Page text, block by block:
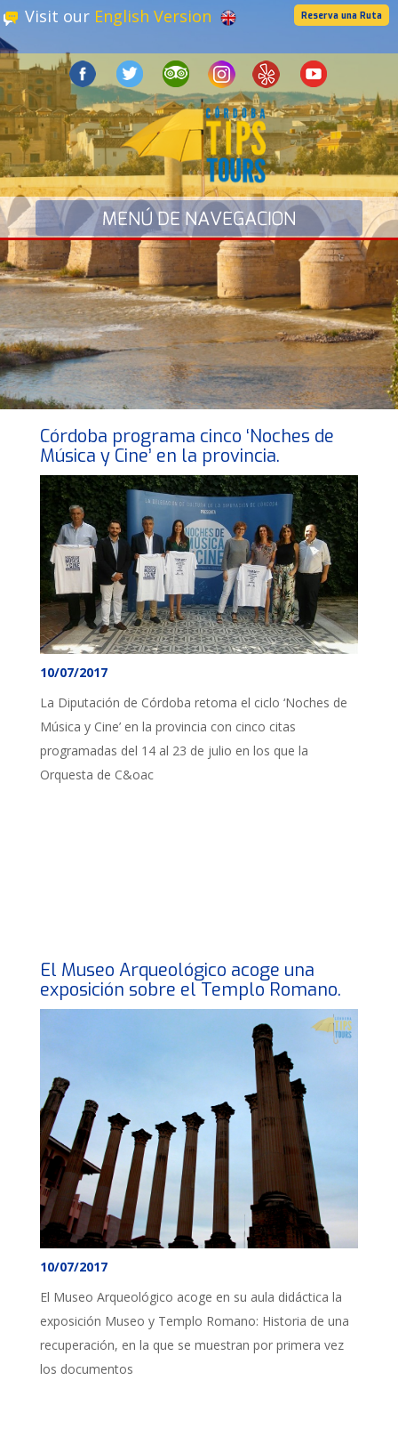
Visit our English Version Reserva una Ruta
Córdoba programa cinco ‘Noches de
Música y Cine’ en la provincia.
10/07/2017
La Diputación de Córdoba retoma el ciclo ‘Noches de
Música y Cine’ en la provincia con cinco citas
programadas del 14 al 23 de julio en los que la
Orquesta de C&oac
El Museo Arqueológico acoge una
exposición sobre el Templo Romano.
10/07/2017
El Museo Arqueológico acoge en su aula didáctica la
exposición Museo y Templo Romano: Historia de una
recuperación, en la que se muestran por primera vez
los documentos